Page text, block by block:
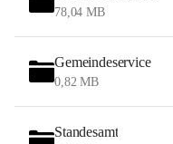
78,04 MB
Gemeindeservice
0,82 MB
Standesamt